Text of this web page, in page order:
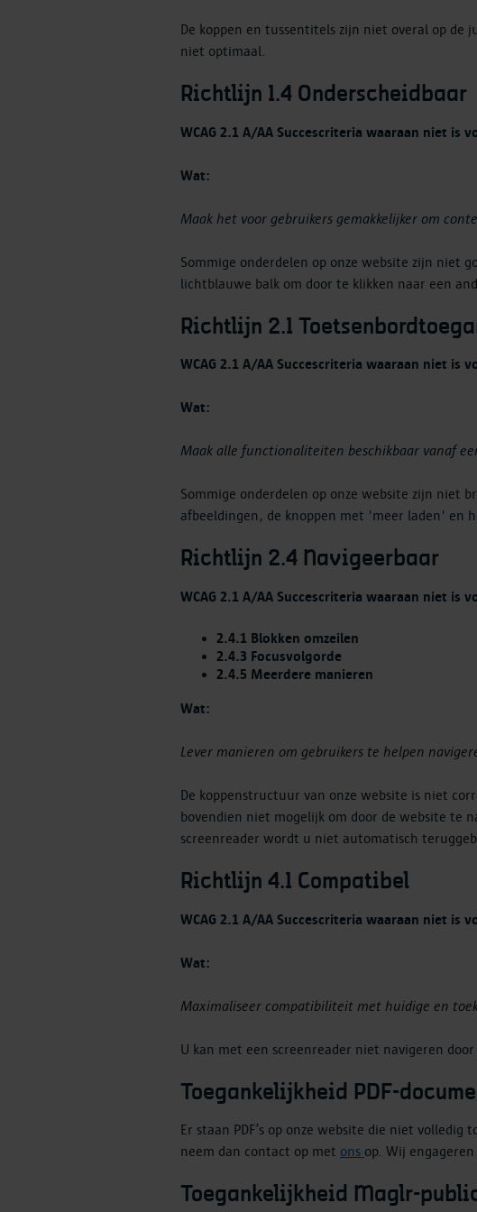
De koppen en tussentitels zijn niet overal op de
niet optimaal.
Richtlijn 1.4 Onderscheidbaar
WCAG 2.1 A/AA Succescriteria waaraan niet is
Wat:
Maak het voor gebruikers gemakkelijker om
Sommige onderdelen op onze website zijn niet
lichtblauwe balk om door te klikken naar een
Richtlijn 2.1
WCAG 2.1 A/AA Succescriteria waaraan niet is
Wat:
Maak alle functionaliteiten beschikbaar vanaf
Sommige onderdelen op onze website zijn niet
afbeeldingen, de knoppen met 'meer laden' en
Richtlijn 2.4 Navigeerbaar
WCAG 2.1 A/AA Succescriteria waaraan niet is
2.4.1 Blokken omzeilen
2.4.3 Focusvolgorde
2.4.5 Meerdere manieren
Wat:
Lever manieren om gebruikers te helpen
De koppenstructuur van onze website is niet
bovendien niet mogelijk om door de website te
screenreader wordt u niet automatisch
Richtlijn 4.1 Compatibel
WCAG 2.1 A/AA Succescriteria waaraan niet is
Wat:
Maximaliseer compatibiliteit met huidige en
U kan met een screenreader niet navigeren
Toegankelijkheid PDF-
Er staan PDF’s op onze website die niet
neem dan contact op met ons op. Wij
Toegankelijkheid Maglr-